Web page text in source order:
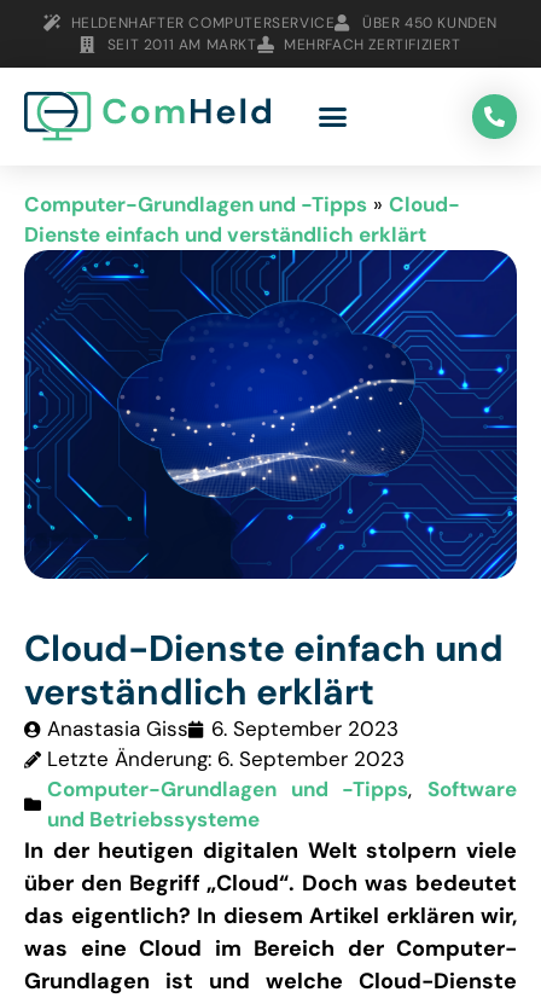
HELDENHAFTER COMPUTERSERVICE
ÜBER 450 KUNDEN
SEIT 2011 AM MARKT
MEHRFACH ZERTIFIZIERT
Computer-Grundlagen und -Tipps » Cloud-
Dienste einfach und verständlich erklärt
Cloud-Dienste einfach und
verständlich erklärt
Anastasia Giss
6. September 2023
Letzte Änderung: 6. September 2023
Computer-Grundlagen und -Tipps, Software
und Betriebssysteme
In der heutigen digitalen Welt stolpern viele
über den Begriff „Cloud“. Doch was bedeutet
das eigentlich? In diesem Artikel erklären wir,
was eine Cloud im Bereich der Computer-
Grundlagen ist und welche Cloud-Dienste